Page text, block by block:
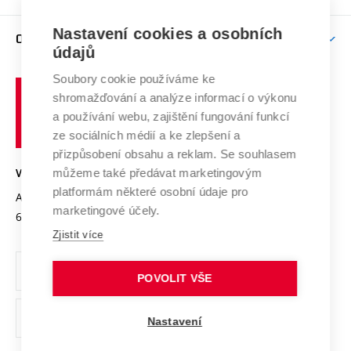
E-přihláška
Závěrečné práce
Doktorské studium
Studium bez bariér
Podpora podnikání
Mezinárodní vědecká rada
Systém zajišťování kvality výzkumu
Výzkumné infrastruktury
Transfer znalostí
Open Science
Projekty
Projekty ze strukturálních fondů
Specifický výzkum
Firemní spolupráce
Zahraniční spolupráce
Spolupráce se školami
Služby univerzity
Mezinárodní dohody
Univerzitní sítě
O UNIVERZITĚ
Profil univerzity
Udržitelná univerzita
Podnikavá univerzita / ContriBUTe
Bezpečná univerzita
Vyznamenání
Organizační struktura
Ochrana osobních údajů
odkaz)
učení
technické
Brně
VYSOKÉ UČENÍ TECHNICKÉ V BRNĚ
Antonínská 548/1
602 00 Brno
www.vut.cz
vut@vutbr.cz
Nastavení cookies a osobních
údajů
Soubory cookie používáme ke
shromažďování a analýze informací o výkonu
a používání webu, zajištění fungování funkcí
ze sociálních médií a ke zlepšení a
přizpůsobení obsahu a reklam. Se souhlasem
můžeme také předávat marketingovým
platformám některé osobní údaje pro
marketingové účely.
Zjistit více
POVOLIT VŠE
Nastavení